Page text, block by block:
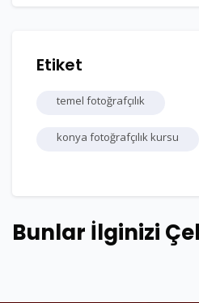
Etiket
temel fotoğrafçılık
konya fotoğrafçılık kursu
Bunlar İlginizi